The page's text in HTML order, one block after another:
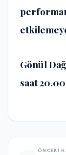
Gönül
saat
ÖNCEKİ